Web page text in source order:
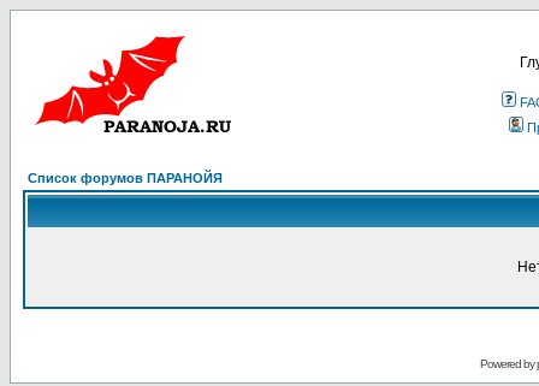
Список форумов ПАРАНОЙЯ
Powered by